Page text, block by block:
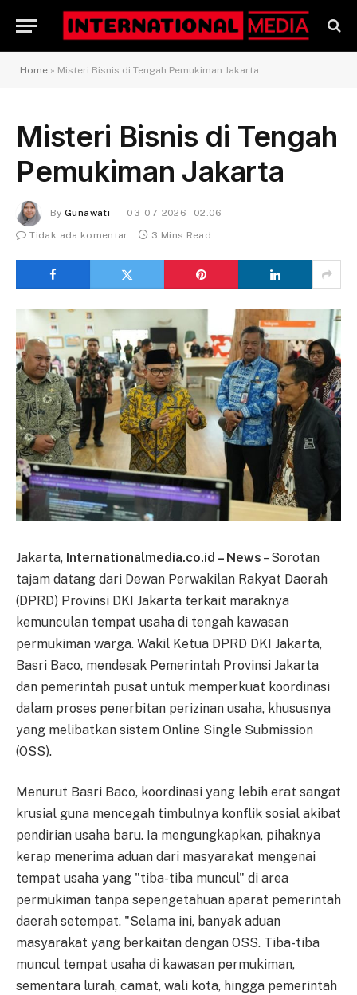
Home » Misteri Bisnis di Tengah Pemukiman Jakarta
Misteri Bisnis di Tengah
Pemukiman Jakarta
By Gunawati
03-07-2026 - 02.06
Tidak ada komentar
3 Mins Read
Jakarta, Internationalmedia.co.id – News – Sorotan
tajam datang dari Dewan Perwakilan Rakyat Daerah
(DPRD) Provinsi DKI Jakarta terkait maraknya
kemunculan tempat usaha di tengah kawasan
permukiman warga. Wakil Ketua DPRD DKI Jakarta,
Basri Baco, mendesak Pemerintah Provinsi Jakarta
dan pemerintah pusat untuk memperkuat koordinasi
dalam proses penerbitan perizinan usaha, khususnya
yang melibatkan sistem Online Single Submission
(OSS).
Menurut Basri Baco, koordinasi yang lebih erat sangat
krusial guna mencegah timbulnya konflik sosial akibat
pendirian usaha baru. Ia mengungkapkan, pihaknya
kerap menerima aduan dari masyarakat mengenai
tempat usaha yang "tiba-tiba muncul" di area
permukiman tanpa sepengetahuan aparat pemerintah
daerah setempat. "Selama ini, banyak aduan
masyarakat yang berkaitan dengan OSS. Tiba-tiba
muncul tempat usaha di kawasan permukiman,
sementara lurah, camat, wali kota, hingga pemerintah